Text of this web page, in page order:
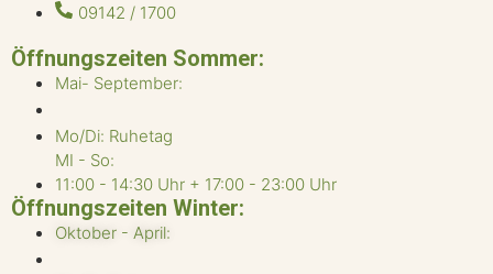
09142 / 1700
Öffnungszeiten Sommer:
Mai- September:
Mo/Di: Ruhetag
MI - So:
11:00 - 14:30 Uhr + 17:00 - 23:00 Uhr
Öffnungszeiten Winter:
Oktober - April: